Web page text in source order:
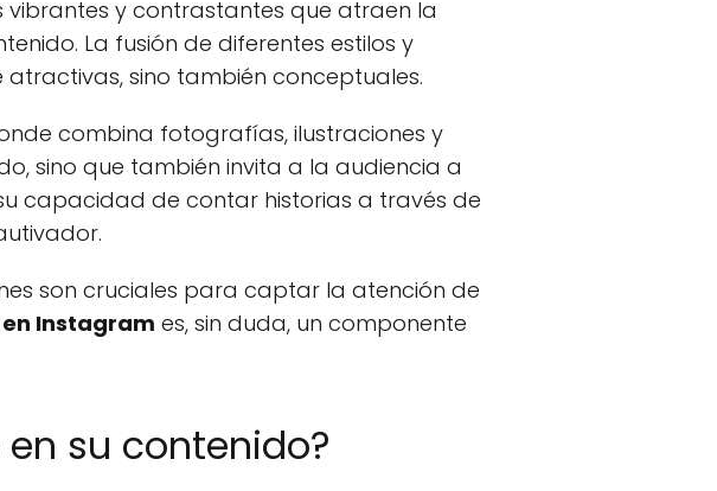
vibrantes y contrastantes que atraen la
La fusión de diferentes estilos y
sino también conceptuales.
combina fotografías, ilustraciones y
sino que también invita a la audiencia a
capacidad de contar historias a través de
son cruciales para captar la atención de
Instagram es, sin duda, un componente
su contenido?